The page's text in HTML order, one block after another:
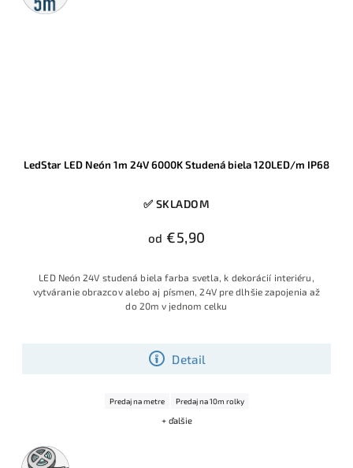
LedStar LED Neón 1m 24V 6000K Studená biela 120LED/m IP68
✅ SKLADOM
od €5,90
Detail
LED Neón 24V studená biela farba svetla, k dekorácií interiéru,
vytváranie obrazcov alebo aj písmen, 24V pre dlhšie zapojenia až
do 20m v jednom celku
Predaj na metre Predaj na 10m rolky
+ ďalšie
5m